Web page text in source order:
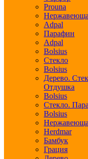
Prouna
Adpal
Парафин
Adpal
Bolsius
Стекло
Bolsius
Дерево.
Отдушка
Bolsius
Стекло.
Bolsius
Herdmar
Бамбук
Грация